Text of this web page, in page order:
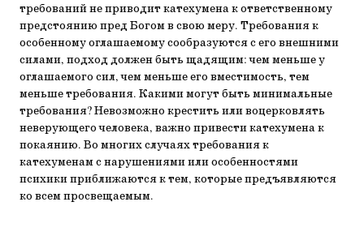
требований не приводит катехумена к ответственному
предстоянию пред Богом в свою меру. Требования к
особенному оглашаемому сообразуются с его внешними
силами, подход должен быть щадящим: чем меньше у
оглашаемого сил, чем меньше его вместимость, тем
меньше требования. Какими могут быть минимальные
требования? Невозможно крестить или воцерковлять
неверующего человека, важно привести катехумена к
покаянию. Во многих случаях требования к
катехуменам с нарушениями или особенностями
психики приближаются к тем, которые предъявляются
ко всем просвещаемым.